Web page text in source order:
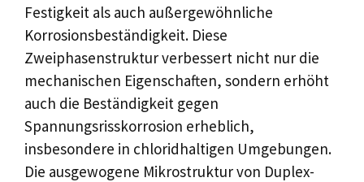
Festigkeit als auch außergewöhnliche
Korrosionsbeständigkeit. Diese
Zweiphasenstruktur verbessert nicht nur die
mechanischen Eigenschaften, sondern erhöht
auch die Beständigkeit gegen
Spannungsrisskorrosion erheblich,
insbesondere in chloridhaltigen Umgebungen.
Die ausgewogene Mikrostruktur von Duplex-